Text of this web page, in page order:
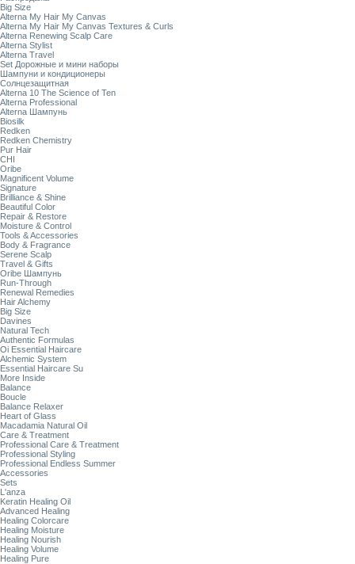
Big Size
Alterna My Hair My Canvas
Alterna My Hair My Canvas Textures & Curls
Alterna Renewing Scalp Care
Alterna Stylist
Alterna Travel
Set Дорожные и мини наборы
Шампуни и кондиционеры
Солнцезащитная
Alterna 10 The Science of Ten
Alterna Professional
Alterna Шампунь
Biosilk
Redken
Redken Chemistry
Pur Hair
CHI
Oribe
Magnificent Volume
Signature
Brilliance & Shine
Beautiful Color
Repair & Restore
Moisture & Control
Tools & Accessories
Body & Fragrance
Serene Scalp
Travel & Gifts
Oribe Шампунь
Run-Through
Renewal Remedies
Hair Alchemy
Big Size
Davines
Natural Tech
Authentic Formulas
Oi Essential Haircare
Alchemic System
Essential Haircare Su
More Inside
Balance
Boucle
Balance Relaxer
Heart of Glass
Macadamia Natural Oil
Care & Treatment
Professional Care & Treatment
Professional Styling
Professional Endless Summer
Accessories
Sets
L'anza
Keratin Healing Oil
Advanced Healing
Healing Colorcare
Healing Moisture
Healing Nourish
Healing Volume
Healing Pure